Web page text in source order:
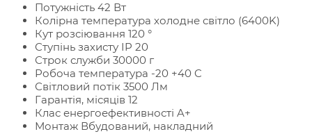
Потужність 42 Вт
Колірна температура холодне світло (6400K)
Кут розсіювання 120 °
Ступінь захисту IP 20
Строк служби 30000 г
Робоча температура -20 +40 C
Світловий потік 3500 Лм
Гарантія, місяців 12
Клас енергоефективності A+
Монтаж Вбудований, накладний